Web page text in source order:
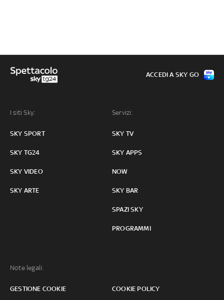
I siti Sky:
SKY SPORT
SKY TG24
SKY VIDEO
SKY ARTE
Servizi:
SKY TV
SKY APPS
NOW
SKY BAR
SPAZI SKY
PROGRAMMI
Note legali:
GESTIONE COOKIE COOKIE POLICY
ACCEDI A SKY GO